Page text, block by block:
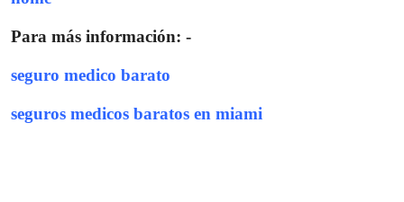
Para más información: -
seguro medico barato
seguros medicos baratos en miami